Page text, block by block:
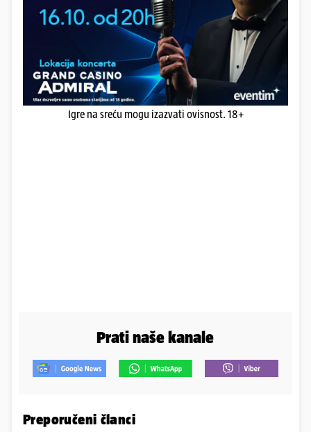
Igre na sreću mogu izazvati ovisnost. 18+
Prati naše kanale
Preporučeni članci